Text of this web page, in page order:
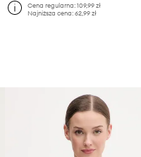
Cena regularna: 109,99 zł
Najniższa cena: 62,99 zł